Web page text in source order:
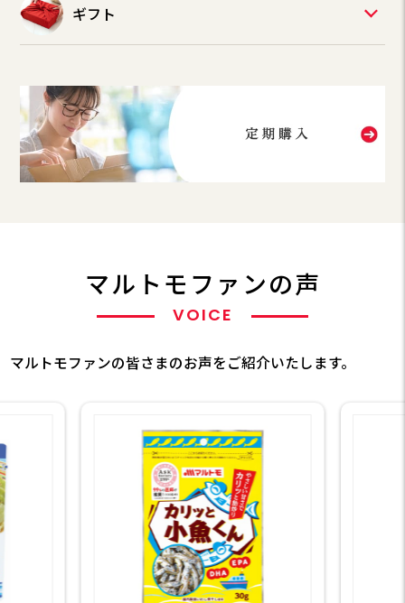
ギフト
マルトモファンの声
VOICE
マルトモファンの皆さまのお声をご紹介いたします。